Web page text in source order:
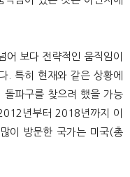
어 보다 전략적인 움직임이
. 특히 현재와 같은 상황에
돌파구를 찾으려 했을 가능
년부터 2018년까지 이
이 방문한 국가는 미국(총